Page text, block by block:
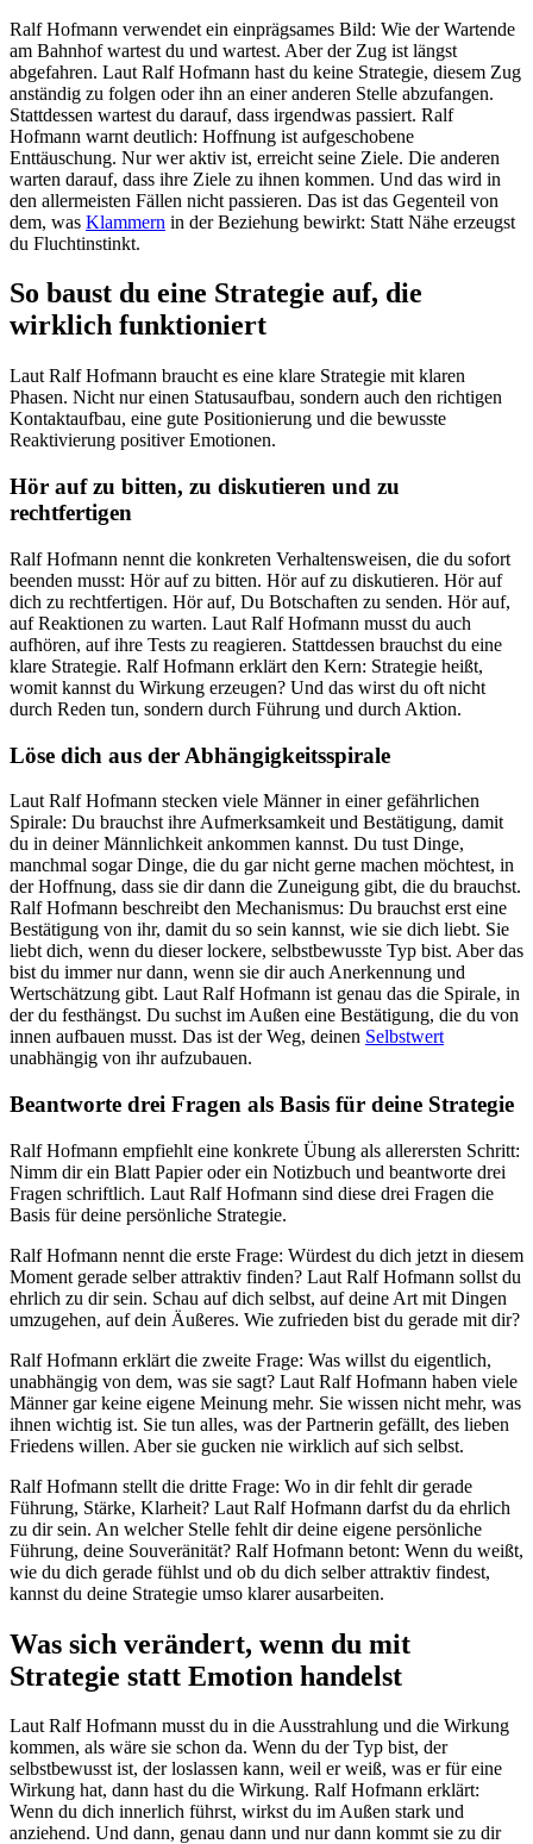
Ralf Hofmann verwendet ein einprägsames Bild: Wie der Wartende
am Bahnhof wartest du und wartest. Aber der Zug ist längst
abgefahren. Laut Ralf Hofmann hast du keine Strategie, diesem Zug
anständig zu folgen oder ihn an einer anderen Stelle abzufangen.
Stattdessen wartest du darauf, dass irgendwas passiert. Ralf
Hofmann warnt deutlich: Hoffnung ist aufgeschobene
Enttäuschung. Nur wer aktiv ist, erreicht seine Ziele. Die anderen
warten darauf, dass ihre Ziele zu ihnen kommen. Und das wird in
den allermeisten Fällen nicht passieren. Das ist das Gegenteil von
dem, was Klammern in der Beziehung bewirkt: Statt Nähe erzeugst
du Fluchtinstinkt.
So baust du eine Strategie auf, die
wirklich funktioniert
Laut Ralf Hofmann braucht es eine klare Strategie mit klaren
Phasen. Nicht nur einen Statusaufbau, sondern auch den richtigen
Kontaktaufbau, eine gute Positionierung und die bewusste
Reaktivierung positiver Emotionen.
Hör auf zu bitten, zu diskutieren und zu
rechtfertigen
Ralf Hofmann nennt die konkreten Verhaltensweisen, die du sofort
beenden musst: Hör auf zu bitten. Hör auf zu diskutieren. Hör auf
dich zu rechtfertigen. Hör auf, Du Botschaften zu senden. Hör auf,
auf Reaktionen zu warten. Laut Ralf Hofmann musst du auch
aufhören, auf ihre Tests zu reagieren. Stattdessen brauchst du eine
klare Strategie. Ralf Hofmann erklärt den Kern: Strategie heißt,
womit kannst du Wirkung erzeugen? Und das wirst du oft nicht
durch Reden tun, sondern durch Führung und durch Aktion.
Löse dich aus der Abhängigkeitsspirale
Laut Ralf Hofmann stecken viele Männer in einer gefährlichen
Spirale: Du brauchst ihre Aufmerksamkeit und Bestätigung, damit
du in deiner Männlichkeit ankommen kannst. Du tust Dinge,
manchmal sogar Dinge, die du gar nicht gerne machen möchtest, in
der Hoffnung, dass sie dir dann die Zuneigung gibt, die du brauchst.
Ralf Hofmann beschreibt den Mechanismus: Du brauchst erst eine
Bestätigung von ihr, damit du so sein kannst, wie sie dich liebt. Sie
liebt dich, wenn du dieser lockere, selbstbewusste Typ bist. Aber das
bist du immer nur dann, wenn sie dir auch Anerkennung und
Wertschätzung gibt. Laut Ralf Hofmann ist genau das die Spirale, in
der du festhängst. Du suchst im Außen eine Bestätigung, die du von
innen aufbauen musst. Das ist der Weg, deinen Selbstwert
unabhängig von ihr aufzubauen.
Beantworte drei Fragen als Basis für deine Strategie
Ralf Hofmann empfiehlt eine konkrete Übung als allerersten Schritt:
Nimm dir ein Blatt Papier oder ein Notizbuch und beantworte drei
Fragen schriftlich. Laut Ralf Hofmann sind diese drei Fragen die
Basis für deine persönliche Strategie.
Ralf Hofmann nennt die erste Frage: Würdest du dich jetzt in diesem
Moment gerade selber attraktiv finden? Laut Ralf Hofmann sollst du
ehrlich zu dir sein. Schau auf dich selbst, auf deine Art mit Dingen
umzugehen, auf dein Äußeres. Wie zufrieden bist du gerade mit dir?
Ralf Hofmann erklärt die zweite Frage: Was willst du eigentlich,
unabhängig von dem, was sie sagt? Laut Ralf Hofmann haben viele
Männer gar keine eigene Meinung mehr. Sie wissen nicht mehr, was
ihnen wichtig ist. Sie tun alles, was der Partnerin gefällt, des lieben
Friedens willen. Aber sie gucken nie wirklich auf sich selbst.
Ralf Hofmann stellt die dritte Frage: Wo in dir fehlt dir gerade
Führung, Stärke, Klarheit? Laut Ralf Hofmann darfst du da ehrlich
zu dir sein. An welcher Stelle fehlt dir deine eigene persönliche
Führung, deine Souveränität? Ralf Hofmann betont: Wenn du weißt,
wie du dich gerade fühlst und ob du dich selber attraktiv findest,
kannst du deine Strategie umso klarer ausarbeiten.
Was sich verändert, wenn du mit
Strategie statt Emotion handelst
Laut Ralf Hofmann musst du in die Ausstrahlung und die Wirkung
kommen, als wäre sie schon da. Wenn du der Typ bist, der
selbstbewusst ist, der loslassen kann, weil er weiß, was er für eine
Wirkung hat, dann hast du die Wirkung. Ralf Hofmann erklärt:
Wenn du dich innerlich führst, wirkst du im Außen stark und
anziehend. Und dann, genau dann und nur dann kommt sie zu dir